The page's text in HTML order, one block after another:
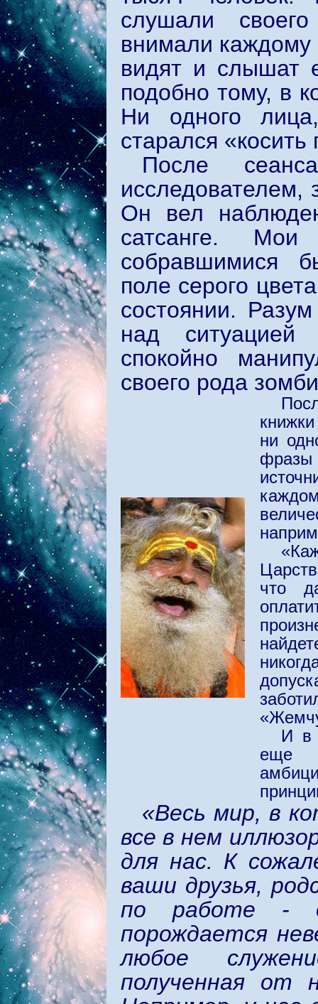
слушали
внимали каждому
видят и слышат
подобно тому, в
Ни одного
старался «косить
После
Он вел
сатсанге. Мои
собравшимися
поле серого
состоянии.
над ситуацией
спокойно
своего рода
ни
фразы
что
И в
еще
«Весь мир, в
все в нем
для нас. К
ваши друзья,
по работе -
порождается
любое
полученная от